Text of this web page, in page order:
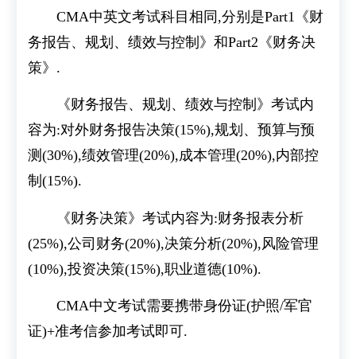
CMA中英文考试科目相同,分别是Part1《财
务报告、规划、绩效与控制》和Part2《财务决
策》.
《财务报告、规划、绩效与控制》考试内
容为:对外财务报告决策(15%),规划、预算与预
测(30%),绩效管理(20%),成本管理(20%),内部控
制(15%).
《财务决策》考试内容为:财务报表分析
(25%),公司财务(20%),决策分析(20%),风险管理
(10%),投资决策(15%),职业道德(10%).
CMA中文考试需要携带身份证(护照/军官
证)+准考信参加考试即可.